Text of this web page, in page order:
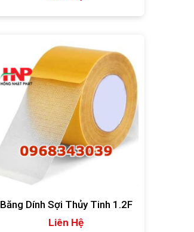
Băng Dính Sợi Thủy Tinh 1.2F
Liên Hệ